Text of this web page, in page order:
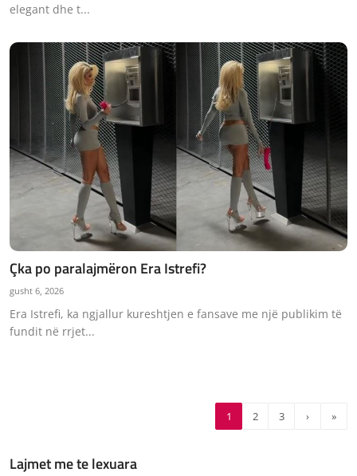
elegant dhe t...
Çka po paralajmëron Era Istrefi?
gusht 6, 2026
Era Istrefi, ka ngjallur kureshtjen e fansave me një publikim të
fundit në rrjet...
1 2 3 › »
Lajmet me te lexuara